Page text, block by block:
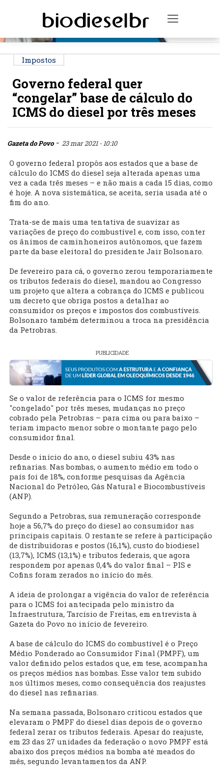
Toggle
Impostos
Governo federal quer
“congelar” base de cálculo do
ICMS do diesel por três meses
Gazeta do Povo- 23 mar 2021 - 10:10
O governo federal propôs aos estados que a base de
cálculo do ICMS do diesel seja alterada apenas uma
vez a cada três meses – e não mais a cada 15 dias, como
é hoje. A nova sistemática, se aceita, seria usada até o
fim do ano.
Trata-se de mais uma tentativa de suavizar as
variações de preço do combustível e, com isso, conter
os ânimos de caminhoneiros autônomos, que fazem
parte da base eleitoral do presidente Jair Bolsonaro.
De fevereiro para cá, o governo zerou temporariamente
os tributos federais do diesel, mandou ao Congresso
um projeto que altera a cobrança do ICMS e publicou
um decreto que obriga postos a detalhar ao
consumidor os preços e impostos dos combustíveis.
Bolsonaro também determinou a troca na presidência
da Petrobras.
PUBLICIDADE
Se o valor de referência para o ICMS for mesmo
"congelado" por três meses, mudanças no preço
cobrado pela Petrobras – para cima ou para baixo –
teriam impacto menor sobre o montante pago pelo
consumidor final.
Desde o início do ano, o diesel subiu 43% nas
refinarias. Nas bombas, o aumento médio em todo o
país foi de 18%, conforme pesquisas da Agência
Nacional do Petróleo, Gás Natural e Biocombustíveis
(ANP).
Segundo a Petrobras, sua remuneração corresponde
hoje a 56,7% do preço do diesel ao consumidor nas
principais capitais. O restante se refere à participação
de distribuidoras e postos (16,1%), custo do biodiesel
(13,7%), ICMS (13,1%) e tributos federais, que agora
respondem por apenas 0,4% do valor final – PIS e
Cofins foram zerados no início do mês.
A ideia de prolongar a vigência do valor de referência
para o ICMS foi antecipada pelo ministro da
Infraestrutura, Tarcísio de Freitas, em entrevista à
Gazeta do Povo no início de fevereiro.
A base de cálculo do ICMS do combustível é o Preço
Médio Ponderado ao Consumidor Final (PMPF), um
valor definido pelos estados que, em tese, acompanha
os preços médios nas bombas. Esse valor tem subido
nos últimos meses, como consequência dos reajustes
do diesel nas refinarias.
Na semana passada, Bolsonaro criticou estados que
elevaram o PMPF do diesel dias depois de o governo
federal zerar os tributos federais. Apesar do reajuste,
em 23 das 27 unidades da federação o novo PMPF está
abaixo dos preços médios na bomba até meados do
mês, segundo levantamentos da ANP.